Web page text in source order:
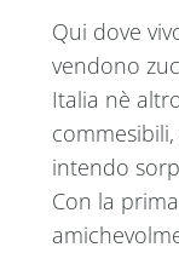
Qui dove
vendono
Italia nè
intendo
Con la